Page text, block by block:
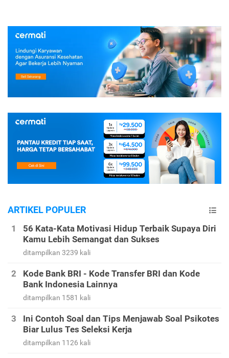
ARTIKEL POPULER
56 Kata-Kata Motivasi Hidup Terbaik Supaya Diri
Kamu Lebih Semangat dan Sukses
ditampilkan 3239 kali
Kode Bank BRI - Kode Transfer BRI dan Kode
Bank Indonesia Lainnya
ditampilkan 1581 kali
Ini Contoh Soal dan Tips Menjawab Soal Psikotes
Biar Lulus Tes Seleksi Kerja
ditampilkan 1126 kali